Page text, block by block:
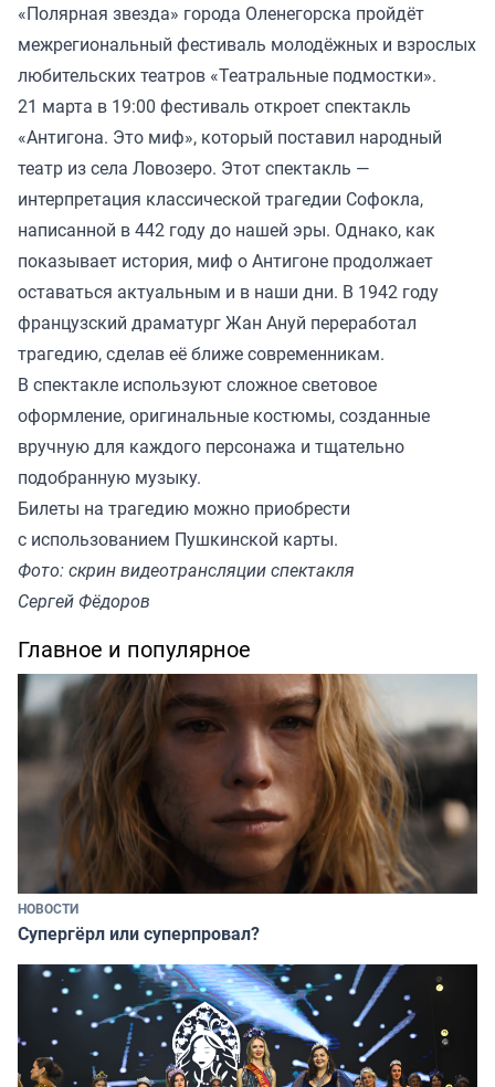
«Полярная звезда» города Оленегорска пройдёт
межрегиональный фестиваль молодёжных и взрослых
любительских театров «Театральные подмостки».
21 марта в 19:00 фестиваль откроет спектакль
«Антигона. Это миф», который поставил народный
театр из села Ловозеро. Этот спектакль —
интерпретация классической трагедии Софокла,
написанной в 442 году до нашей эры. Однако, как
показывает история, миф о Антигоне продолжает
оставаться актуальным и в наши дни. В 1942 году
французский драматург Жан Ануй переработал
трагедию, сделав её ближе современникам.
В спектакле используют сложное световое
оформление, оригинальные костюмы, созданные
вручную для каждого персонажа и тщательно
подобранную музыку.
Билеты на трагедию можно приобрести
с использованием Пушкинской карты.
Фото: скрин видеотрансляции спектакля
Сергей Фёдоров
Главное и популярное
НОВОСТИ
Супергёрл или суперпровал?